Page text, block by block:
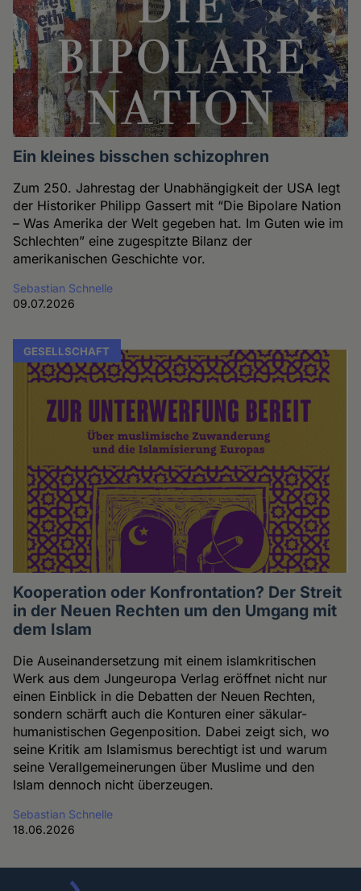
Ein kleines bisschen schizophren
Zum 250. Jahrestag der Unabhängigkeit der USA legt
der Historiker Philipp Gassert mit “Die Bipolare Nation
– Was Amerika der Welt gegeben hat. Im Guten wie im
Schlechten” eine zugespitzte Bilanz der
amerikanischen Geschichte vor.
Sebastian Schnelle
09.07.2026
GESELLSCHAFT
Kooperation oder Konfrontation? Der Streit
in der Neuen Rechten um den Umgang mit
dem Islam
Die Auseinandersetzung mit einem islamkritischen
Werk aus dem Jungeuropa Verlag eröffnet nicht nur
einen Einblick in die Debatten der Neuen Rechten,
sondern schärft auch die Konturen einer säkular-
humanistischen Gegenposition. Dabei zeigt sich, wo
seine Kritik am Islamismus berechtigt ist und warum
seine Verallgemeinerungen über Muslime und den
Islam dennoch nicht überzeugen.
Sebastian Schnelle
18.06.2026